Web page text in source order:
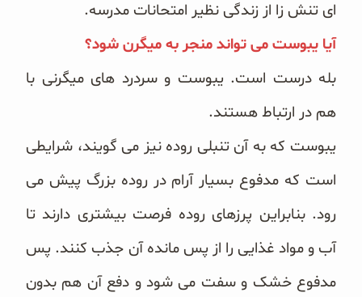
ای تنش زا از زندگی نظیر امتحانات مدرسه.
آیا یبوست می تواند منجر به میگرن شود؟
بله درست است. یبوست و سردرد های میگرنی با
هم در ارتباط هستند.
یبوست که به آن تنبلی روده نیز می گویند، شرایطی
است که مدفوع بسیار آرام در روده بزرگ پیش می
رود. بنابراین پرزهای روده فرصت بیشتری دارند تا
آب و مواد غذایی را از پس مانده آن جذب کنند. پس
مدفوع خشک و سفت می شود و دفع آن هم بدون